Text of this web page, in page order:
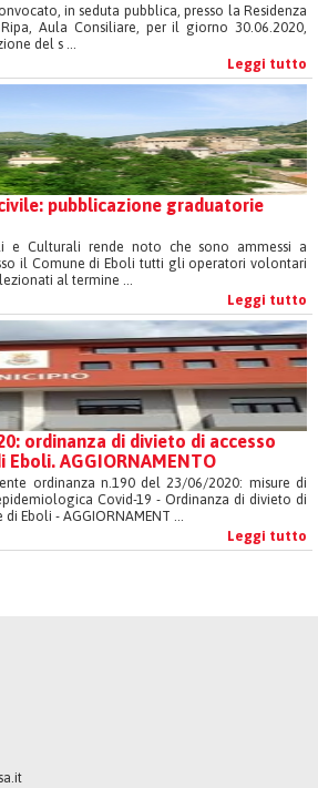
in seduta pubblica, presso la Residenza
Aula Consiliare, per il giorno 30.06.2020,
del s ...
Leggi tutto
pubblicazione graduatorie
e Culturali rende noto che sono ammessi a
il Comune di Eboli tutti gli operatori volontari
al termine ...
Leggi tutto
ordinanza di divieto di accesso
AGGIORNAMENTO
ordinanza n.190 del 23/06/2020: misure di
Covid-19 - Ordinanza di divieto di
Eboli - AGGIORNAMENT ...
Leggi tutto